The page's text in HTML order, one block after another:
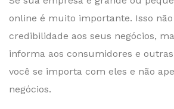
online é muito importante. Isso não
credibilidade aos seus negócios,
informa aos consumidores e
você se importa com eles e não
negócios.